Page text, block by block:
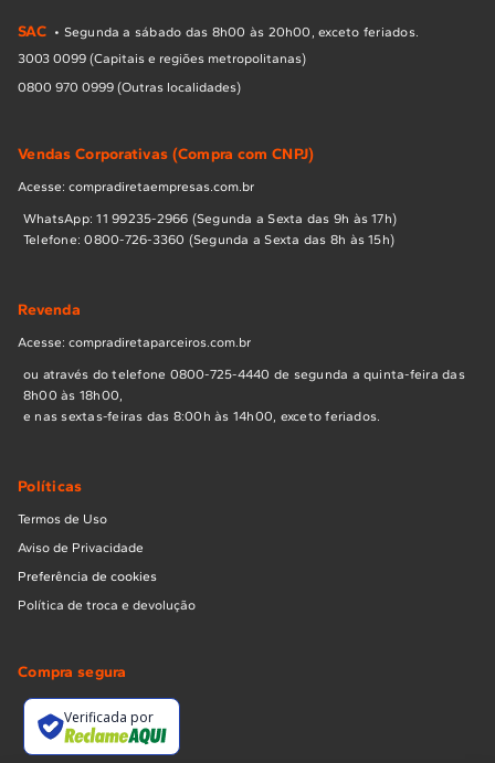
SAC • Segunda a sábado das 8h00 às 20h00, exceto feriados.
3003 0099 (Capitais e regiões metropolitanas)
0800 970 0999 (Outras localidades)
Vendas Corporativas (Compra com CNPJ)
Acesse: compradiretaempresas.com.br
WhatsApp: 11 99235-2966 (Segunda a Sexta das 9h às 17h)
Telefone: 0800-726-3360 (Segunda a Sexta das 8h às 15h)
Revenda
Acesse: compradiretaparceiros.com.br
ou através do telefone 0800-725-4440 de segunda a quinta-feira das
8h00 às 18h00,
e nas sextas-feiras das 8:00h às 14h00, exceto feriados.
Políticas
Termos de Uso
Aviso de Privacidade
Preferência de cookies
Política de troca e devolução
Compra segura
Verificada por